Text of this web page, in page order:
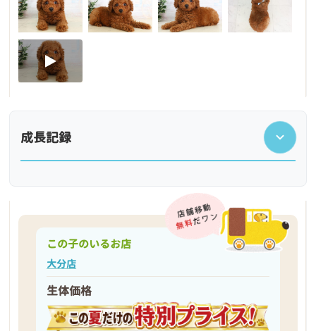
成長記録
この子のいるお店
大分店
生体価格